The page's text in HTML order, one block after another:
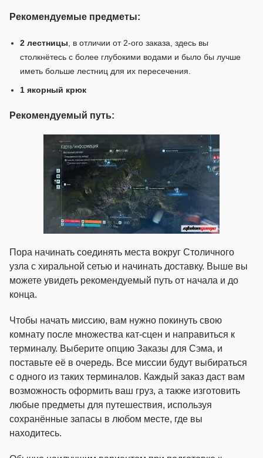
Рекомендуемые предметы:
2 лестницы , в отличии от 2-ого заказа, здесь вы
столкнётесь с более глубокими водами и было бы лучше
иметь больше лестниц для их пересечения.
1 якорный крюк
Рекомендуемый путь:
Пора начинать соединять места вокруг Столичного
узла с хиральной сетью и начинать доставку. Выше вы
можете увидеть рекомендуемый путь от начала и до
конца.
Чтобы начать миссию, вам нужно покинуть свою
комнату после множества кат-сцен и направиться к
терминалу. Выберите опцию Заказы для Сэма, и
поставьте её в очередь. Все миссии будут выбираться
с одного из таких терминалов. Каждый заказ даст вам
возможность оформить ваш груз, а также изготовить
любые предметы для путешествия, используя
сохранённые запасы в любом месте, где вы
находитесь.